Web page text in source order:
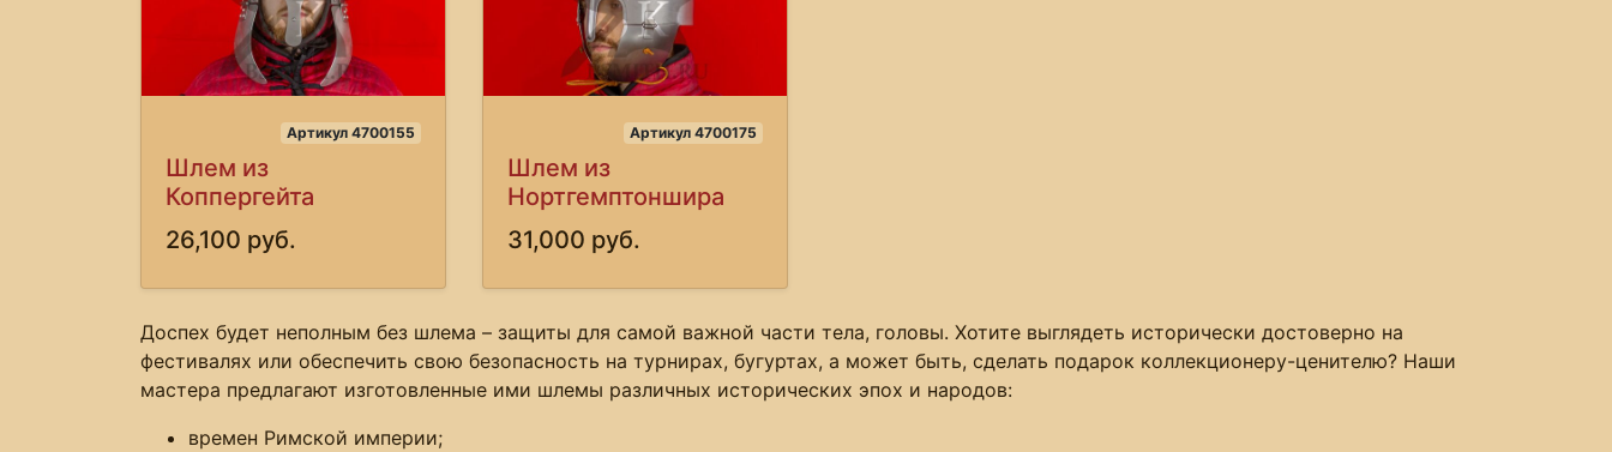
Артикул 4700155
Шлем из
Коппергейта
26,100 руб.
Артикул 4700175
Шлем из
Нортгемптоншира
31,000 руб.
Доспех будет неполным без шлема – защиты для самой важной части тела, головы. Хотите выглядеть исторически достоверно на
фестивалях или обеспечить свою безопасность на турнирах, бугуртах, а может быть, сделать подарок коллекционеру-ценителю? Наши
мастера предлагают изготовленные ими шлемы различных исторических эпох и народов:
времен Римской империи;